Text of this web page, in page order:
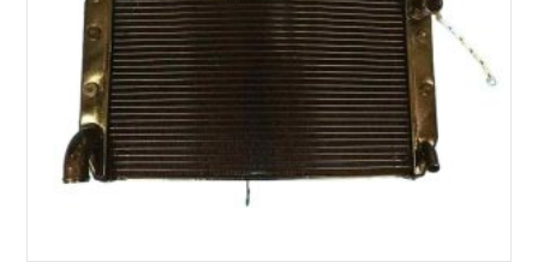
AGGIUNGI AL CARRELLO